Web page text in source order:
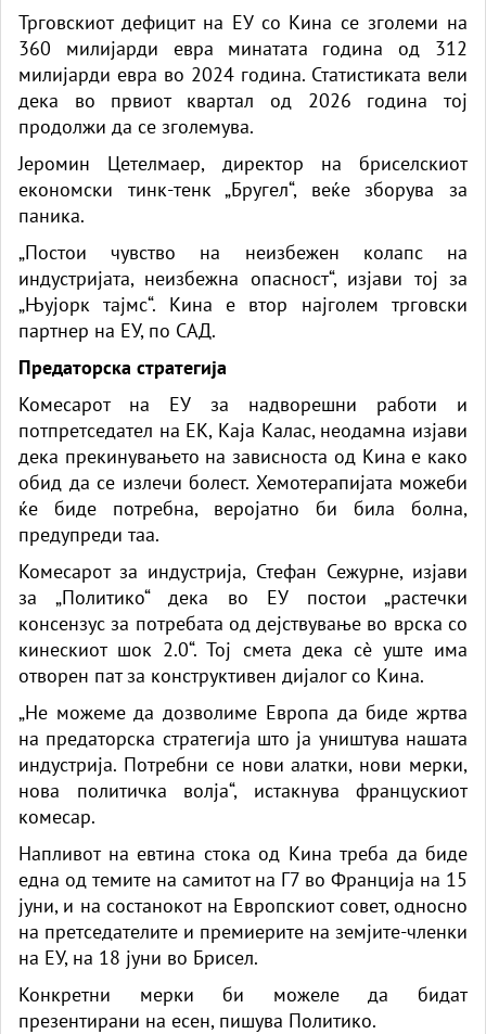
Трговскиот дефицит на ЕУ со Кина се зголеми на
360 милијарди евра минатата година од 312
милијарди евра во 2024 година. Статистиката вели
дека во првиот квартал од 2026 година тој
продолжи да се зголемува.
Јеромин Цетелмаер, директор на бриселскиот
економски тинк-тенк „Бругел“, веќе зборува за
паника.
„Постои чувство на неизбежен колапс на
индустријата, неизбежна опасност“, изјави тој за
„Њујорк тајмс“. Кина е втор најголем трговски
партнер на ЕУ, по САД.
Предаторска стратегија
Комесарот на ЕУ за надворешни работи и
потпретседател на ЕК, Каја Калас, неодамна изјави
дека прекинувањето на зависноста од Кина е како
обид да се излечи болест. Хемотерапијата можеби
ќе биде потребна, веројатно би била болна,
предупреди таа.
Комесарот за индустрија, Стефан Сежурне, изјави
за „Политико“ дека во ЕУ постои „растечки
консензус за потребата од дејствување во врска со
кинескиот шок 2.0“. Тој смета дека сè уште има
отворен пат за конструктивен дијалог со Кина.
„Не можеме да дозволиме Европа да биде жртва
на предаторска стратегија што ја уништува нашата
индустрија. Потребни се нови алатки, нови мерки,
нова политичка волја“, истакнува францускиот
комесар.
Напливот на евтина стока од Кина треба да биде
една од темите на самитот на Г7 во Франција на 15
јуни, и на состанокот на Европскиот совет, односно
на претседателите и премиерите на земјите-членки
на ЕУ, на 18 јуни во Брисел.
Конкретни мерки би можеле да бидат
презентирани на есен, пишува Политико.